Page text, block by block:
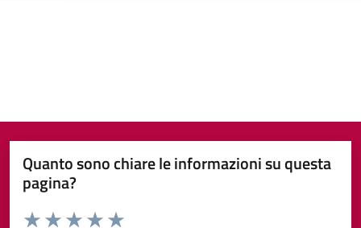
Quanto sono chiare le informazioni su questa
pagina?
Valuta da 1 a 5 stelle la pagina